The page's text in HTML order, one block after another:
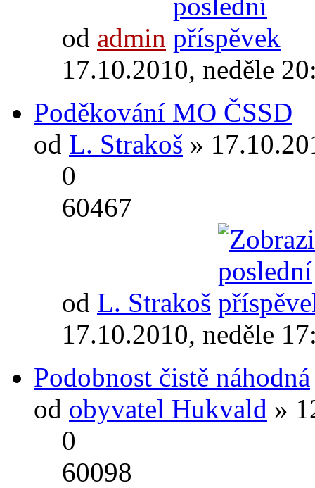
od admin
17.10.2010, neděle
Poděkování MO ČSSD
od L. Strakoš »
0
60467
od L. Strakoš
17.10.2010, neděle
Podobnost čistě náhodná
od obyvatel Hukvald »
0
60098